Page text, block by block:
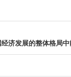
济发展的整体格局中